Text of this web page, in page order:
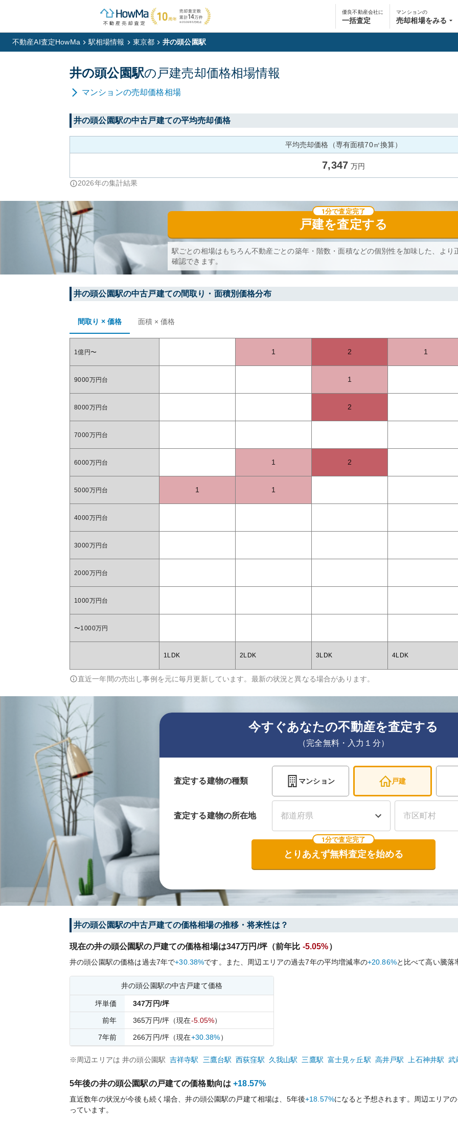
優良不動産会社に
一括査定
マンションの
売却相場をみる
不動産AI査定HowMa 駅相場情報 東京都 井の頭公園駅
井の頭公園駅の 戸建売却価格相場情報
マンションの売却価格相場
井の頭公園駅の中古戸建ての平均売却価格
平均売却価格（専有面積70㎡換算）
7,347 万円
2026年の集計結果
戸建を査定する
1分で査定完了
駅ごとの相場はもちろん不動産ごとの築年・階数・面積などの個別性を加味した、より
確認できます。
井の頭公園駅の中古戸建ての間取り・面積別価格分布
間取り × 価格 面積 × 価格
1億円〜 1 2 1
9000万円台 1
8000万円台 2
7000万円台
6000万円台 1 2
5000万円台 1 1
4000万円台
3000万円台
2000万円台
1000万円台
〜1000万円
1LDK 2LDK 3LDK 4LDK
直近一年間の売出し事例を元に毎月更新しています。最新の状況と異なる場合があります。
今すぐあなたの不動産を査定する
（完全無料・入力１分）
査定する建物の種類 マンション 戸建
査定する建物の所在地
1分で査定完了
とりあえず無料査定を始める
井の頭公園駅の中古戸建ての価格相場の推移・将来性は？
現在の井の頭公園駅の戸建ての価格相場は347万円/坪（前年比 -5.05%）
井の頭公園駅の価格は過去7年で+30.38%です。 また、周辺エリアの過去7年の平均増減率の+20.86%と比べて高い騰落
井の頭公園駅の中古戸建て価格
坪単価 347万円/坪
前年 365万円/坪 （現在-5.05%）
7年前 266万円/坪 （現在+30.38%）
※周辺エリアは 井の頭公園駅 吉祥寺駅 三鷹台駅 西荻窪駅 久我山駅 三鷹駅 富士見ヶ丘駅 高井戸駅 上石神井駅 武
5年後の井の頭公園駅の戸建ての価格動向は +18.57%
直近数年の状況が今後も続く場合、井の頭公園駅の戸建て相場は、5年後+18.57%になると予想されます。周辺エリア
っています。